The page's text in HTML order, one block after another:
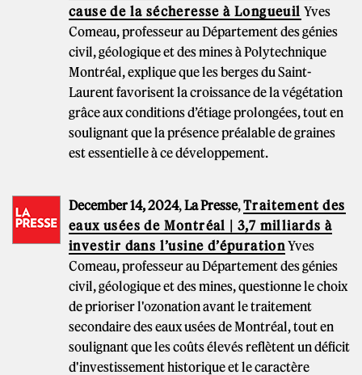
cause de la sécheresse à Longueuil Yves
Comeau, professeur au Département des génies
civil, géologique et des mines à Polytechnique
Montréal, explique que les berges du Saint-
Laurent favorisent la croissance de la végétation
grâce aux conditions d’étiage prolongées, tout en
soulignant que la présence préalable de graines
est essentielle à ce développement.
December 14, 2024,La Presse,Traitement des
eaux usées de Montréal | 3,7 milliards à
investir dans l’usine d’épurationYves
Comeau, professeur au Département des génies
civil, géologique et des mines, questionne le choix
de prioriser l'ozonation avant le traitement
secondaire des eaux usées de Montréal, tout en
soulignant que les coûts élevés reflètent un déficit
d'investissement historique et le caractère